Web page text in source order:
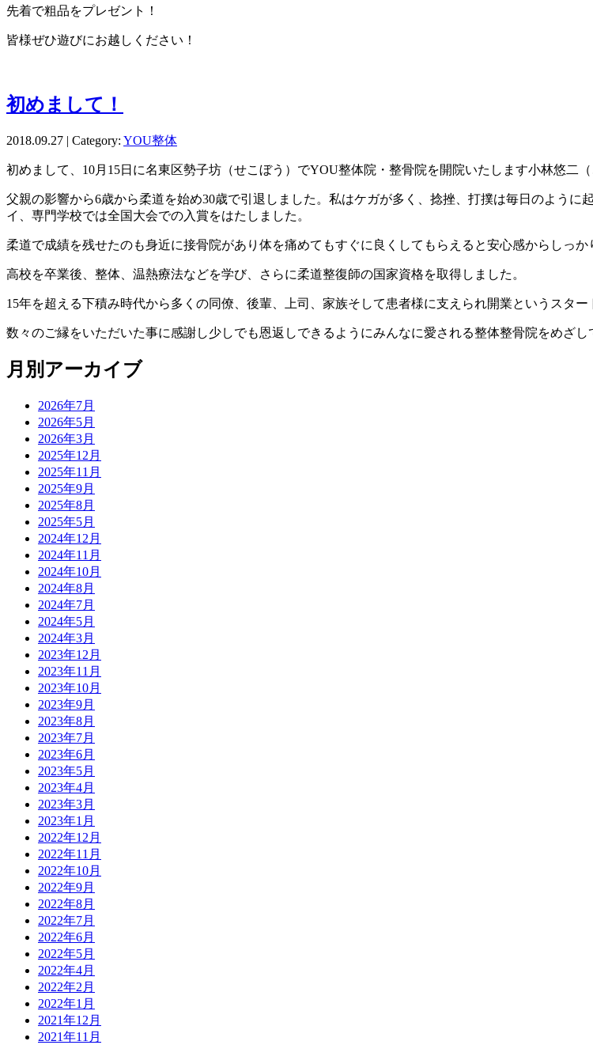
先着で粗品をプレゼント！
皆様ぜひ遊びにお越しください！
初めまして！
2018.09.27 | Category: YOU整体
初めまして、10月15日に名東区勢子坊（せこぼう）でYOU整体院・整骨院を開院いたします小林悠二
父親の影響から6歳から柔道を始め30歳で引退しました。私はケガが多く、捻挫、打撲は毎日のよう
イ、専門学校では全国大会での入賞をはたしました。
柔道で成績を残せたのも身近に接骨院があり体を痛めてもすぐに良くしてもらえると安心感からしっか
高校を卒業後、整体、温熱療法などを学び、さらに柔道整復師の国家資格を取得しました。
15年を超える下積み時代から多くの同僚、後輩、上司、家族そして患者様に支えられ開業というスター
数々のご縁をいただいた事に感謝し少しでも恩返しできるようにみんなに愛される整体整骨院をめざ
月別アーカイブ
2026年7月
2026年5月
2026年3月
2025年12月
2025年11月
2025年9月
2025年8月
2025年5月
2024年12月
2024年11月
2024年10月
2024年8月
2024年7月
2024年5月
2024年3月
2023年12月
2023年11月
2023年10月
2023年9月
2023年8月
2023年7月
2023年6月
2023年5月
2023年4月
2023年3月
2023年1月
2022年12月
2022年11月
2022年10月
2022年9月
2022年8月
2022年7月
2022年6月
2022年5月
2022年4月
2022年2月
2022年1月
2021年12月
2021年11月